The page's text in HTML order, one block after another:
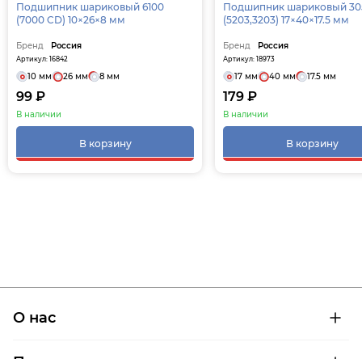
Подшипник шариковый 6100
(7000 CD) 10×26×8 мм
Бренд Россия
Артикул: 16842
10 мм 26 мм 8 мм
99 ₽
В наличии
В корзину
Подшипник шариковый
(5203,3203) 17×40×17.5 мм
Бренд Россия
Артикул: 18973
17 мм 40 мм 17.5 мм
179 ₽
В наличии
В корзину
О нас